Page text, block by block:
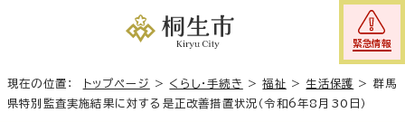
緊急情報
現在の位置： トップページ > くらし・手続き >福祉 > 生活保護 > 群馬
県特別監査実施結果に対する是正改善措置状況（令和6年8月30日）